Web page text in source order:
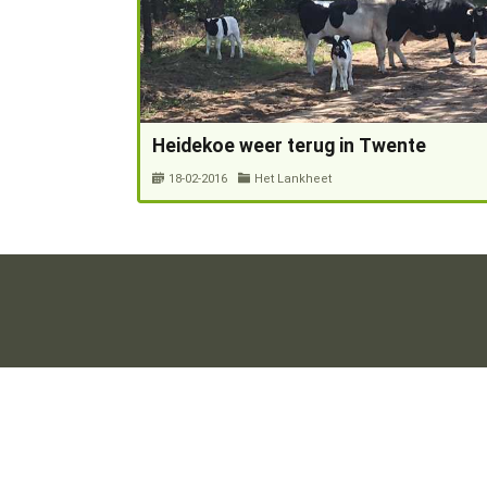
Heidekoe weer terug in Twente
18-02-2016 Het Lankheet